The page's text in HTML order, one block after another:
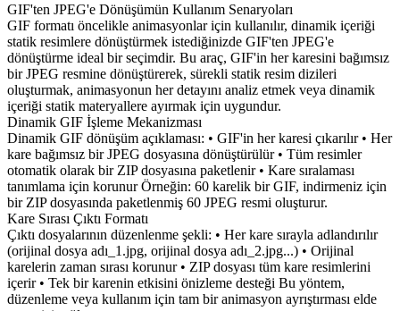
GIF'ten JPEG'e Dönüşümün Kullanım Senaryoları
GIF formatı öncelikle animasyonlar için kullanılır, dinamik içeriği
statik resimlere dönüştürmek istediğinizde GIF'ten JPEG'e
dönüştürme ideal bir seçimdir. Bu araç, GIF'in her karesini bağımsız
bir JPEG resmine dönüştürerek, sürekli statik resim dizileri
oluşturmak, animasyonun her detayını analiz etmek veya dinamik
içeriği statik materyallere ayırmak için uygundur.
Dinamik GIF İşleme Mekanizması
Dinamik GIF dönüşüm açıklaması: • GIF'in her karesi çıkarılır • Her
kare bağımsız bir JPEG dosyasına dönüştürülür • Tüm resimler
otomatik olarak bir ZIP dosyasına paketlenir • Kare sıralaması
tanımlama için korunur Örneğin: 60 karelik bir GIF, indirmeniz için
bir ZIP dosyasında paketlenmiş 60 JPEG resmi oluşturur.
Kare Sırası Çıktı Formatı
Çıktı dosyalarının düzenlenme şekli: • Her kare sırayla adlandırılır
(orijinal dosya adı_1.jpg, orijinal dosya adı_2.jpg...) • Orijinal
karelerin zaman sırası korunur • ZIP dosyası tüm kare resimlerini
içerir • Tek bir karenin etkisini önizleme desteği Bu yöntem,
düzenleme veya kullanım için tam bir animasyon ayrıştırması elde